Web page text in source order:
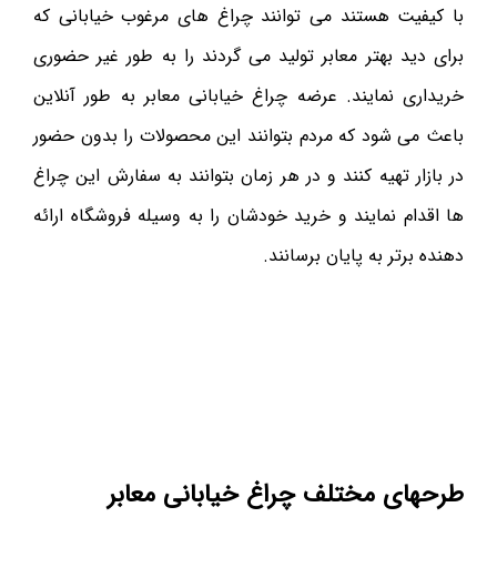
با کیفیت هستند می توانند چراغ های مرغوب خیابانی که
برای دید بهتر معابر تولید می گردند را به طور غیر حضوری
خریداری نمایند. عرضه چراغ خیابانی معابر به طور آنلاین
باعث می شود که مردم بتوانند این محصولات را بدون حضور
در بازار تهیه کنند و در هر زمان بتوانند به سفارش این چراغ
ها اقدام نمایند و خرید خودشان را به وسیله فروشگاه ارائه
دهنده برتر به پایان برسانند.
طرحهای مختلف چراغ خیابانی معابر